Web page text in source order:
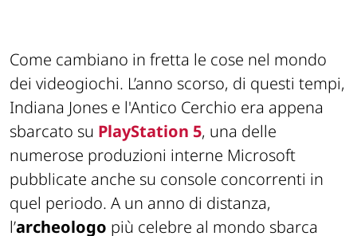
Come cambiano in fretta le cose nel mondo
dei videogiochi. L’anno scorso, di questi tempi,
Indiana Jones e l'Antico Cerchio era appena
sbarcato su PlayStation 5, una delle
numerose produzioni interne Microsoft
pubblicate anche su console concorrenti in
quel periodo. A un anno di distanza,
l’archeologo più celebre al mondo sbarca